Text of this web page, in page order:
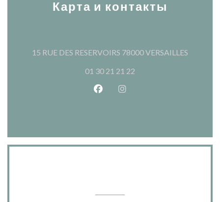
Карта и контакты
15 RUE DES RESERVOIRS 78000 VERSAILLES
01 30 21 21 22
Facebook ((открывается в
Instagram